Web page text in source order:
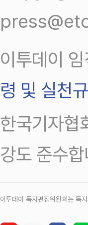
이투데이
령 및 실천
한국기자협
강도 준수
이투데이 독자편집위원회는 독